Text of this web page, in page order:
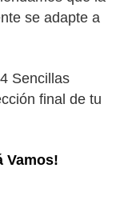
se adapte a
Sencillas
final de tu
Vamos!